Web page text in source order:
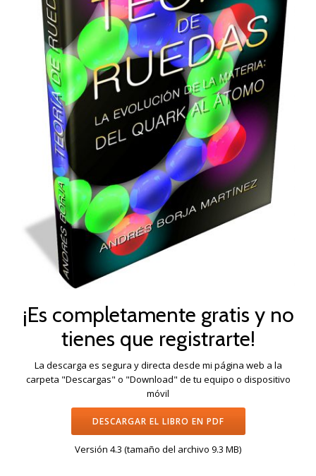
¡Es completamente gratis y no
tienes que registrarte!
La descarga es segura y directa desde mi página web a la
carpeta "Descargas" o "Download" de tu equipo o dispositivo
móvil
DESCARGAR EL LIBRO EN PDF
Versión 4.3 (tamaño del archivo 9.3 MB)